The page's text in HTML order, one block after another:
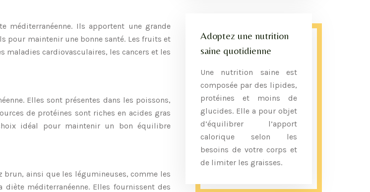
méditerranéenne. Ils apportent une grande
pour maintenir une bonne santé. Les fruits et
maladies cardiovasculaires, les cancers et les
Elles sont présentes dans les poissons,
de protéines sont riches en acides gras
idéal pour maintenir un bon équilibre
brun, ainsi que les légumineuses, comme les
méditerranéenne. Elles fournissent des
Adoptez une nutrition
saine quotidienne
Une nutrition saine est
composée par des lipides,
protéines et moins de
glucides. Elle a pour objet
d’équilibrer l’apport
calorique selon les
besoins de votre corps et
de limiter les graisses.